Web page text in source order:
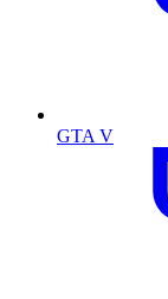
GTA V